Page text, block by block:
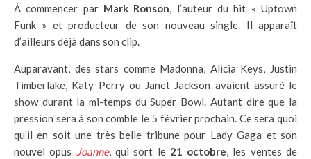
À commencer par Mark Ronson, l’auteur du hit « Uptown
Funk » et producteur de son nouveau single. Il apparaît
d’ailleurs déjà dans son clip.
Auparavant, des stars comme Madonna, Alicia Keys, Justin
Timberlake, Katy Perry ou Janet Jackson avaient assuré le
show durant la mi-temps du Super Bowl. Autant dire que la
pression sera à son comble le 5 février prochain. Ce sera quoi
qu’il en soit une très belle tribune pour Lady Gaga et son
nouvel opus Joanne, qui sort le 21 octobre, les ventes de